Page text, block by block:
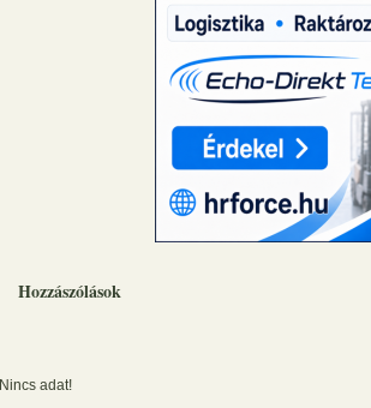
Hozzászólások
Nincs adat!